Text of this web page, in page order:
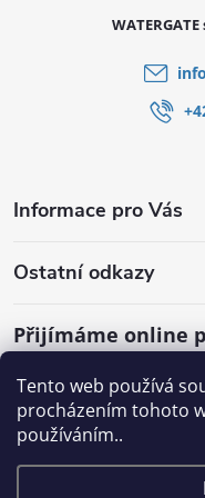
Tento web používá
procházením tohoto
používáním..
Informace pro Vás
Ostatní odkazy
Přijímáme online
info